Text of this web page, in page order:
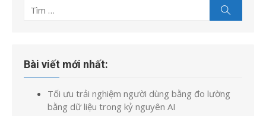
Tìm
kiếm
Bài viết mới nhất:
Tối ưu trải nghiệm người dùng bằng đo lường
bằng dữ liệu trong kỷ nguyên AI